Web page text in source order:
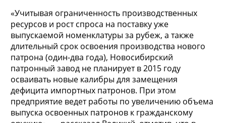
«Учитывая ограниченность производственных
ресурсов и рост спроса на поставку уже
выпускаемой номенклатуры за рубеж, а также
длительный срок освоения производства нового
патрона (один-два года), Новосибирский
патронный завод не планирует в 2015 году
осваивать новые калибры для замещения
дефицита импортных патронов. При этом
предприятие ведет работы по увеличению объема
выпуска освоенных патронов к гражданскому